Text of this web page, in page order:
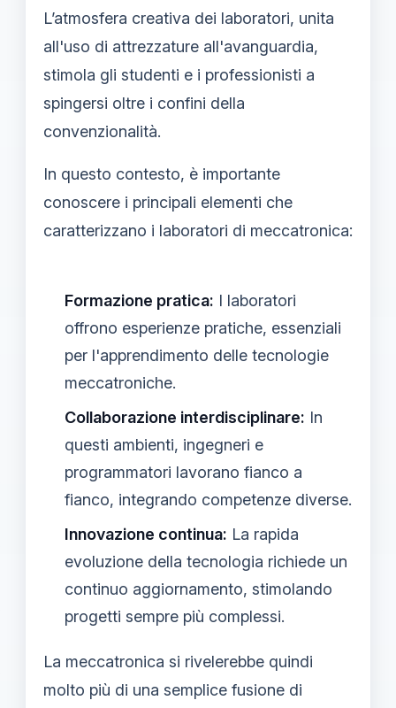
L’atmosfera creativa dei laboratori, unita
all'uso di attrezzature all'avanguardia,
stimola gli studenti e i professionisti a
spingersi oltre i confini della
convenzionalità.
In questo contesto, è importante
conoscere i principali elementi che
caratterizzano i laboratori di meccatronica:
Formazione pratica: I laboratori
offrono esperienze pratiche, essenziali
per l'apprendimento delle tecnologie
meccatroniche.
Collaborazione interdisciplinare: In
questi ambienti, ingegneri e
programmatori lavorano fianco a
fianco, integrando competenze diverse.
Innovazione continua: La rapida
evoluzione della tecnologia richiede un
continuo aggiornamento, stimolando
progetti sempre più complessi.
La meccatronica si rivelerebbe quindi
molto più di una semplice fusione di